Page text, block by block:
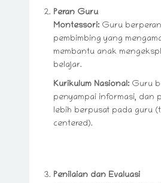
Peran Guru
Montessori: Guru
pembimbing yang
membantu anak
belajar.
Kurikulum Nasional: Guru
penyampai informasi, dan
lebih berpusat pada guru
centered).
Penilaian dan Evaluasi